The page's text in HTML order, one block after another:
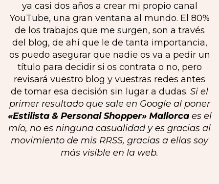
ya casi dos años a crear mi propio canal
YouTube, una gran ventana al mundo. El 80%
de los trabajos que me surgen, son a través
del blog, de ahí que le de tanta importancia,
os puedo asegurar que nadie os va a pedir un
título para decidir si os contrata o no, pero
revisará vuestro blog y vuestras redes antes
de tomar esa decisión sin lugar a dudas. Si el
primer resultado que sale en Google al poner
«Estilista & Personal Shopper» Mallorcaes el
mío, no es ninguna casualidad y es gracias al
movimiento de mis RRSS, gracias a ellas soy
más visible en la web.